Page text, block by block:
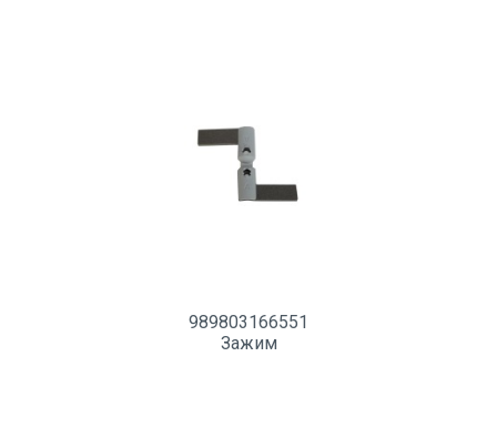
989803166551
Зажим